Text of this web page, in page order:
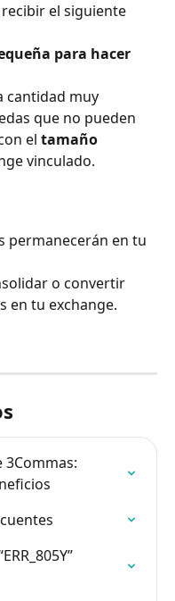
el siguiente
para hacer
cantidad muy
que no pueden
el tamaño
vinculado.
permanecerán en tu
o convertir
en tu exchange.